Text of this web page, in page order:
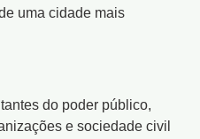
uma cidade mais
do poder público,
e sociedade civil